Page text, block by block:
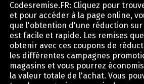
Codesremise.FR: Cliquez pour
et pour accéder à la page online,
que l'obtention d'une réduction sur
est facile et rapide. Les remises
obtenir avec ces coupons de
les différentes campagnes
magasins et vous pourrez
la valeur totale de l'achat. Vous